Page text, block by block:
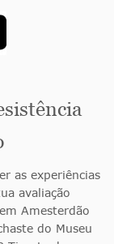
as experiências
avaliação
Amesterdão
do Museu